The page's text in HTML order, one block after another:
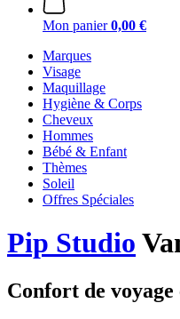
Mon panier 0,00 €
Marques
Visage
Maquillage
Hygiène & Corps
Cheveux
Hommes
Bébé & Enfant
Thèmes
Soleil
Offres Spéciales
Pip Studio
Confort de